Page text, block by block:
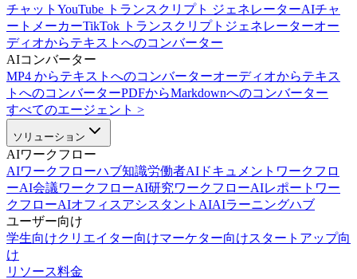
チャット YouTube トランスクリプト ジェネレーターAIチャ
ートメーカーTikTok トランスクリプトジェネレーターオー
ディオからテキストへのコンバーター
AIコンバーター
MP4 からテキストへのコンバーターオーディオからテキス
トへのコンバーターPDFからMarkdownへのコンバーター
すべてのエージェント >
ソリューション
AIワークフロー
AIワークフローハブ知識労働者AI ドキュメントワークフロ
ーAI会議ワークフローAI研究ワークフローAIレポートワー
クフローAIオフィスアシスタントAIAIラーニングハブ
ユーザー向け
学生向けクリエイター向けマーケター向けスタートアップ向
け
リソース料金